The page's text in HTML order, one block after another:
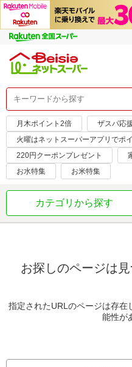
月木ポイント2倍 ザスパ応
火曜はネットスーパーアプリでポ
220円クーポンプレゼント
お水特集
お米特集
カテゴリから探す
お探しのページは
指定されたURLのページは存
能性が